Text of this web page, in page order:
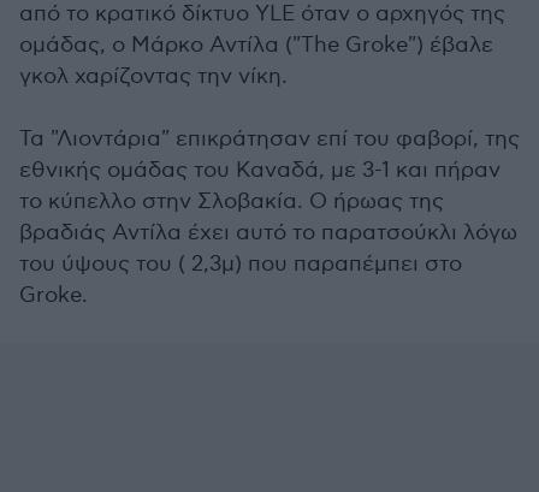
από το κρατικό δίκτυο YLE όταν ο αρχηγός της
ομάδας, ο Μάρκο Αντίλα ("The Groke") έβαλε
γκολ χαρίζοντας την νίκη.
Τα "Λιοντάρια" επικράτησαν επί του φαβορί, της
εθνικής ομάδας του Καναδά, με 3-1 και πήραν
το κύπελλο στην Σλοβακία. Ο ήρωας της
βραδιάς Αντίλα έχει αυτό το παρατσούκλι λόγω
του ύψους του ( 2,3μ) που παραπέμπει στο
Groke.